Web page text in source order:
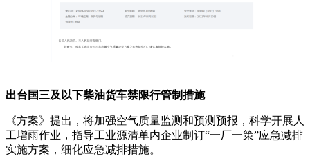
出台国三及以下柴油货车禁限行管制措施
《方案》提出，将加强空气质量监测和预测预报，科学开展人
工增雨作业，指导工业源清单内企业制订“一厂一策”应急减排
实施方案，细化应急减排措施。